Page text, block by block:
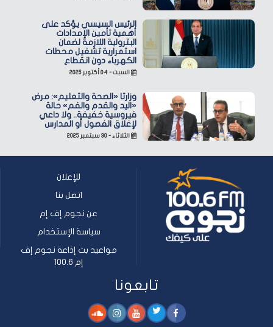
الرئيس السيسي يؤكد على
أهمية تأمين الإمدادات
البترولية اللازمة لضمان
استمرارية تشغيل محطات
الكهرباء دون انقطاع
السبت - ٠٤ أكتوبر ٢٠٢٥
وزارتا «الصحة والتعليم»: مرض
«اليد والقدم والفم» حالة
فيروسية خفيفة.. ولا داعي
لإغلاق الفصول أو المدارس
الثلاثاء - ٣٠ سبتمبر ٢٠٢٥
للإعلان
اتصل بنا
عن نجوم إف إم
سياسة الإستخدام
مواعيد بث إذاعة نجوم إف
إم 100.6
تابعونا